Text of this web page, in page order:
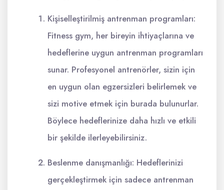
Kişiselleştirilmiş antrenman programları:
Fitness gym, her bireyin ihtiyaçlarına ve
hedeflerine uygun antrenman programları
sunar. Profesyonel antrenörler, sizin için
en uygun olan egzersizleri belirlemek ve
sizi motive etmek için burada bulunurlar.
Böylece hedeflerinize daha hızlı ve etkili
bir şekilde ilerleyebilirsiniz.
Beslenme danışmanlığı: Hedeflerinizi
gerçekleştirmek için sadece antrenman